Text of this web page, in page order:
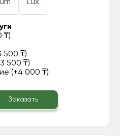
Lux
₸)
500 ₸)
500 ₸)
(+4 000 ₸)
Заказать